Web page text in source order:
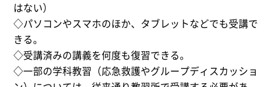
はない）
◇パソコンやスマホのほか、タブレットなどでも受講で
きる。
◇受講済みの講義を何度も復習できる。
◇一部の学科教習（応急救護やグループディスカッショ